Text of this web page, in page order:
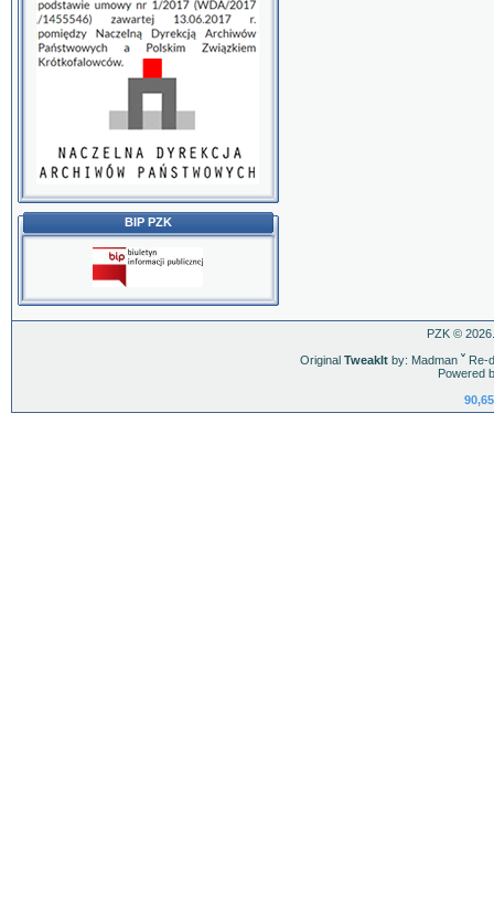
BIP PZK
PZK ©
Original TweakItby: Madman ˇRe-
Powered